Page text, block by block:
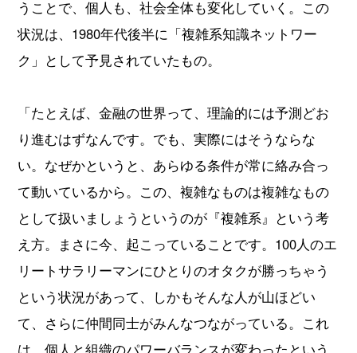
うことで、個人も、社会全体も変化していく。この
状況は、1980年代後半に「複雑系知識ネットワー
ク」として予見されていたもの。
「たとえば、金融の世界って、理論的には予測どお
り進むはずなんです。でも、実際にはそうならな
い。なぜかというと、あらゆる条件が常に絡み合っ
て動いているから。この、複雑なものは複雑なもの
として扱いましょうというのが『複雑系』という考
え方。まさに今、起こっていることです。100人のエ
リートサラリーマンにひとりのオタクが勝っちゃう
という状況があって、しかもそんな人が山ほどい
て、さらに仲間同士がみんなつながっている。これ